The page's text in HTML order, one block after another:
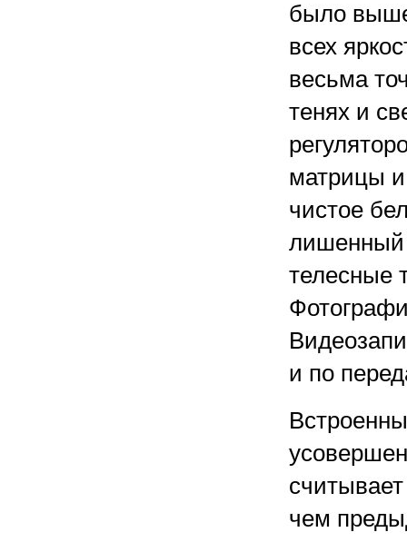
было выше
всех
весьма
тенях и
матрицы и
чистое
лишенный
телесные
и по
чем